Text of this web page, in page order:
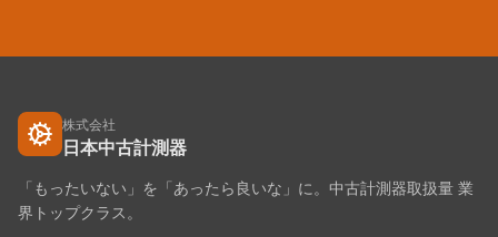
株式会社
日本中古計測器
「もったいない」を「あったら良いな」に。中古計測器取扱量 業
界トップクラス。